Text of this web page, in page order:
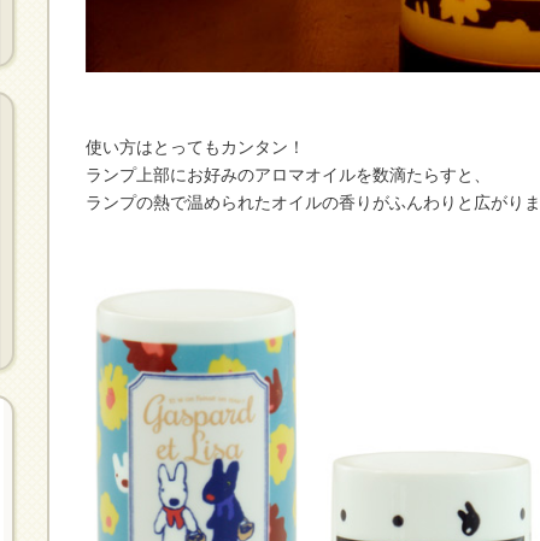
使い方はとってもカンタン！
ランプ上部にお好みのアロマオイルを数滴たらすと、
ランプの熱で温められたオイルの香りがふんわりと広がり